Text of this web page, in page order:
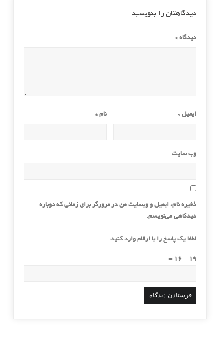
دیدگاهتان را بنویسید
دیدگاه *
نام* ایمیل *
وب‌ سایت
ذخیره نام، ایمیل و وبسایت من در مرورگر برای زمانی که دوباره
دیدگاهی می‌نویسم.
لطفا یک پاسخ را با ارقام وارد کنید:
19 − 16 =